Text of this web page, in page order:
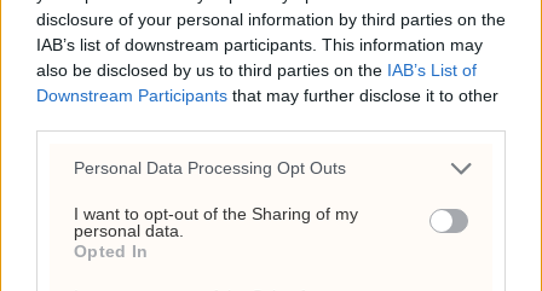
disclosure of your personal information by third parties on the
IAB’s list of downstream participants. This information may
also be disclosed by us to third parties on the IAB’s List of
Downstream Participants that may further disclose it to other
Personal Data Processing Opt Outs
I want to opt-out of the Sharing of my
personal data.
Opted In
Søreide går hardt ut mot
Frp: – Uansvarlig